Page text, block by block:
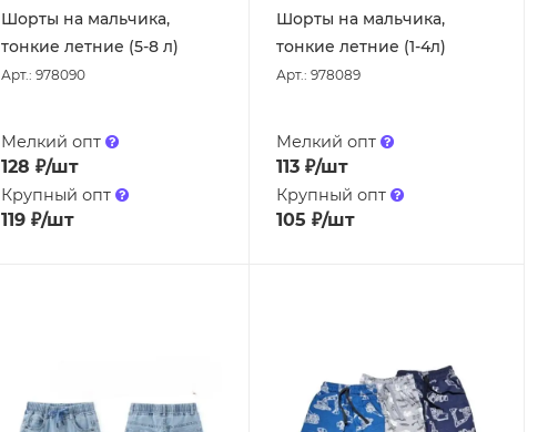
Шорты на мальчика,
тонкие летние (5-8 л)
Арт.: 978090
Мелкий опт
128 ₽/шт
Крупный опт
119₽/шт
Шорты на мальчика,
тонкие летние (1-4л)
Арт.: 978089
Мелкий опт
113₽/шт
Крупный опт
105 ₽/шт